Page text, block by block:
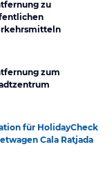
zu
zum
für HolidayCheck
Cala Ratjada